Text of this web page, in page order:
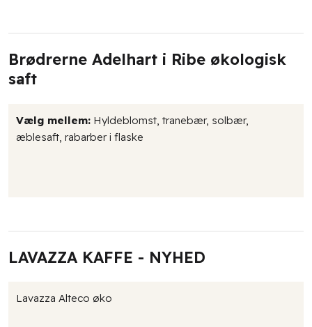
Brødrerne Adelhart i Ribe økologisk
saft
Vælg mellem: Hyldeblomst, tranebær, solbær,
æblesaft, rabarber i flaske
LAVAZZA KAFFE - NYHED
Lavazza Alteco øko